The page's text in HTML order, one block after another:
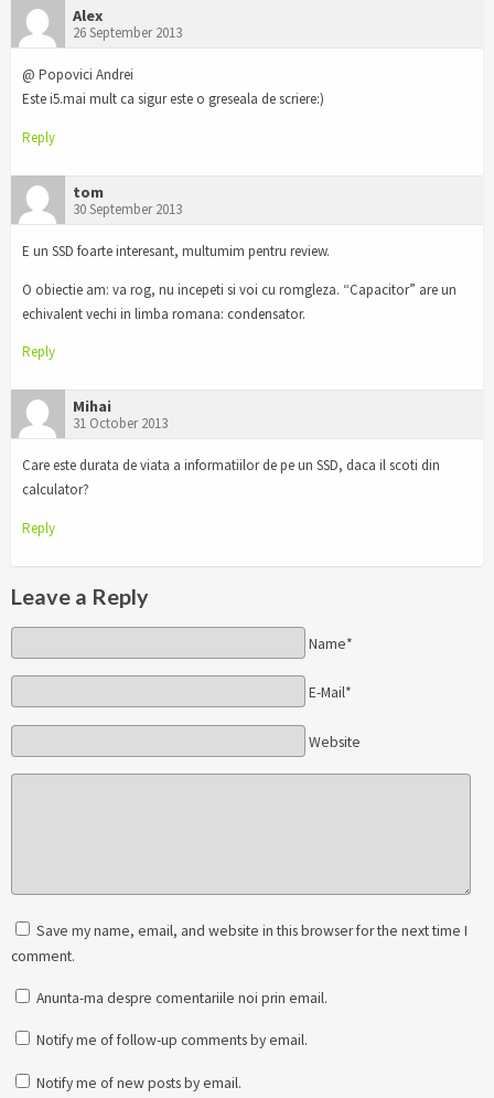
Alex
26 September 2013
@ Popovici Andrei
Este i5.mai mult ca sigur este o greseala de scriere:)
Reply
tom
30 September 2013
E un SSD foarte interesant, multumim pentru review.
O obiectie am: va rog, nu incepeti si voi cu romgleza. “Capacitor” are un
echivalent vechi in limba romana: condensator.
Reply
Mihai
31 October 2013
Care este durata de viata a informatiilor de pe un SSD, daca il scoti din
calculator?
Reply
Leave a Reply
Name*
E-Mail*
Website
Save my name, email, and website in this browser for the next time I
comment.
Anunta-ma despre comentariile noi prin email.
Notify me of follow-up comments by email.
Notify me of new posts by email.